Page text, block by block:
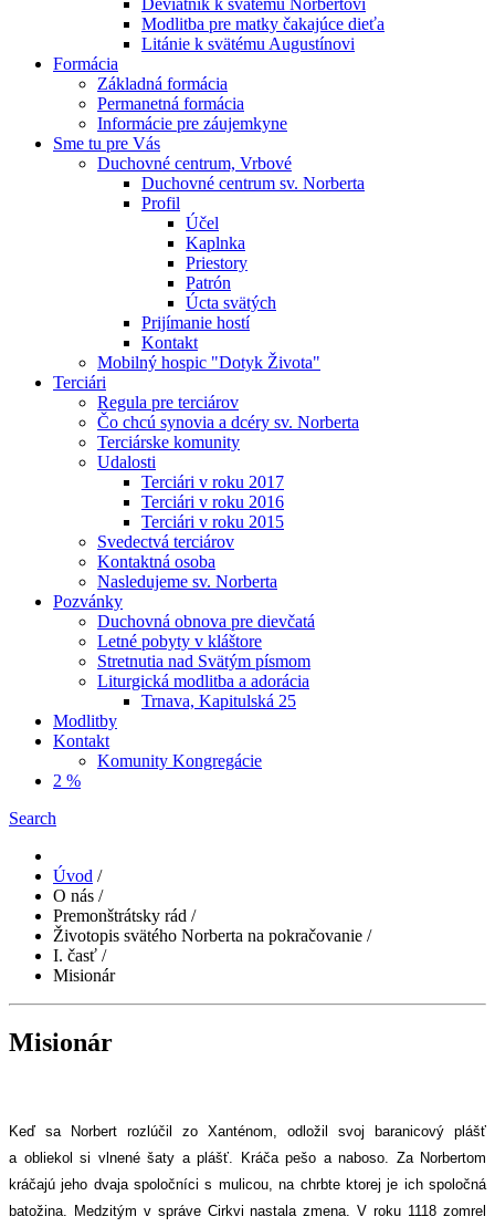
Deviatnik k svätému Norbertovi
Modlitba pre matky čakajúce dieťa
Litánie k svätému Augustínovi
Formácia
Základná formácia
Permanetná formácia
Informácie pre záujemkyne
Sme tu pre Vás
Duchovné centrum, Vrbové
Duchovné centrum sv. Norberta
Profil
Účel
Kaplnka
Priestory
Patrón
Úcta svätých
Prijímanie hostí
Kontakt
Mobilný hospic "Dotyk Života"
Terciári
Regula pre terciárov
Čo chcú synovia a dcéry sv. Norberta
Terciárske komunity
Udalosti
Terciári v roku 2017
Terciári v roku 2016
Terciári v roku 2015
Svedectvá terciárov
Kontaktná osoba
Nasledujeme sv. Norberta
Pozvánky
Duchovná obnova pre dievčatá
Letné pobyty v kláštore
Stretnutia nad Svätým písmom
Liturgická modlitba a adorácia
Trnava, Kapitulská 25
Modlitby
Kontakt
Komunity Kongregácie
2 %
Search
Úvod /
O nás /
Premonštrátsky rád /
Životopis svätého Norberta na pokračovanie /
I. časť /
Misionár
Misionár
Keď sa Norbert rozlúčil zo Xanténom, odložil svoj baranicový plášť
a obliekol si vlnené šaty a plášť. Kráča pešo a naboso. Za Norbertom
kráčajú jeho dvaja spoločníci s mulicou, na chrbte ktorej je ich spoločná
batožina. Medzitým v správe Cirkvi nastala zmena. V roku 1118 zomrel